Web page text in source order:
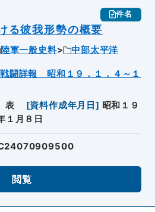
件名
彼我形勢の概要
陸軍一般史料
中部太平洋
闘詳報 昭和１９．１．４～１
表 [資料作成年月日 ] 昭和１９
１月８日
閲覧